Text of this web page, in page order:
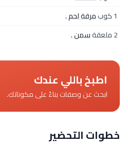
1 كوب
مرقة لحم .
2 ملعقة
سمن .
اطبخ باللي عندك
ابحث عن وصفات بناءً على مكوناتك.
خطوات التحضير